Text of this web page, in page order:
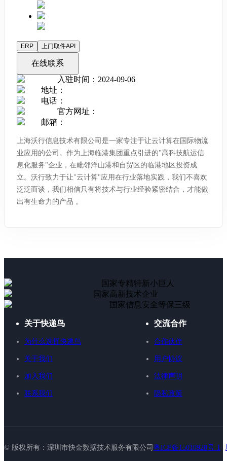
ERP 上门取件API
在线联系
入驻时间 ： 2024-09-06
地址 ：
电话 ：
官方网址 ：
邮箱 ：
上海沃行信息技术有限公司是一家专注于让云计算在国际物流
业应用的公司。作为上海临港集团重点引进的"高科技航运信
息化服务"企业，在毗邻洋山港和自贸区的临港地区投资成
立。沃行致力于让"云计算"应用在行业落地实践，我们不喜欢
泛泛而谈，我们相信只有将技术与行业经验紧密结合，才能做
出有生命力的产品 。
国家专精特新小巨人
国家高新技术企业
国家信息安全等保三级
关于快递鸟
为什么选择快递鸟
关于我们
加入我们
联系我们
交流合作
合作伙伴
用户协议
法律声明
隐私政策
© 版权所有：深圳市快金数据技术服务有限公司 粤ICP备15010928号-1